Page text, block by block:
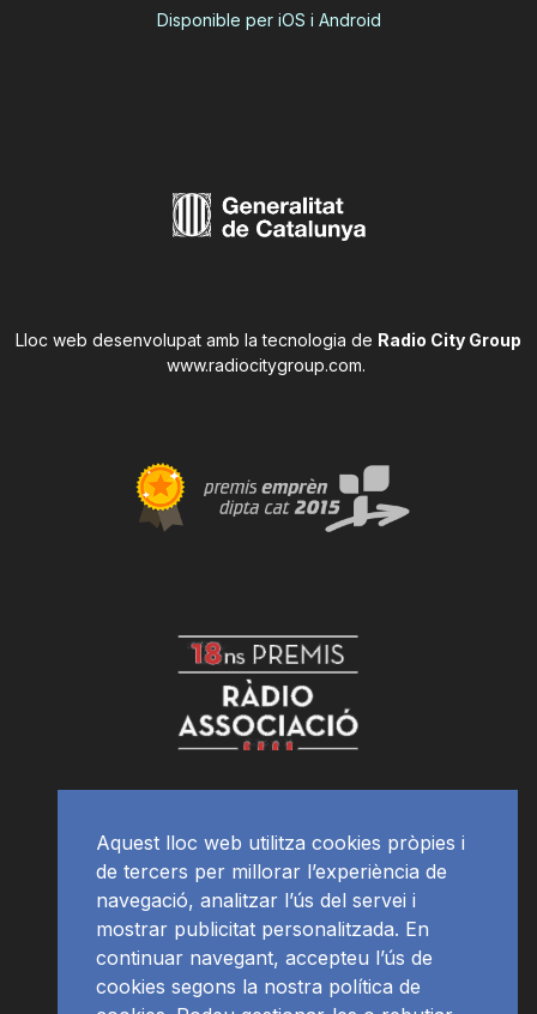
Disponible per iOS i Android
Lloc web desenvolupat amb la tecnologia de Radio City Group
www.radiocitygroup.com.
Aquest lloc web utilitza cookies pròpies i
de tercers per millorar l’experiència de
navegació, analitzar l’ús del servei i
mostrar publicitat personalitzada. En
continuar navegant, accepteu l’ús de
cookies segons la nostra política de